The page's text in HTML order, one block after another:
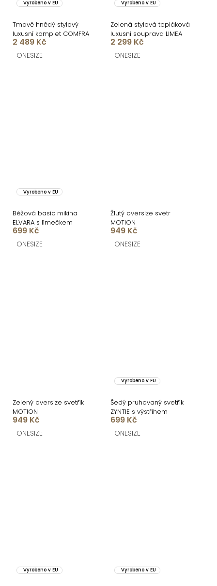
Vyrobeno v EU
Tmavě hnědý stylový
luxusní komplet COMFRA
2 489 Kč
ONESIZE
Vyrobeno v EU
Zelená stylová tepláková
luxusní souprava LIMEA
2 299 Kč
ONESIZE
Vyrobeno v EU
Béžová basic mikina
ELVARA s límečkem
699 Kč
ONESIZE
Žlutý oversize svetr
MOTION
949 Kč
ONESIZE
Zelený oversize svetřík
MOTION
949 Kč
ONESIZE
Vyrobeno v EU
Šedý pruhovaný svetřík
ZYNTIE s výstřihem
699 Kč
ONESIZE
Vyrobeno v EU Vyrobeno v EU